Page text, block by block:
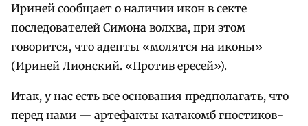
Ириней сообщает о наличии икон в секте
последователей Симона волхва, при этом
говорится, что адепты «молятся на иконы»
(Ириней Лионский. «Против ересей»).
Итак, у нас есть все основания предполагать, что
перед нами — артефакты катакомб гностиков-